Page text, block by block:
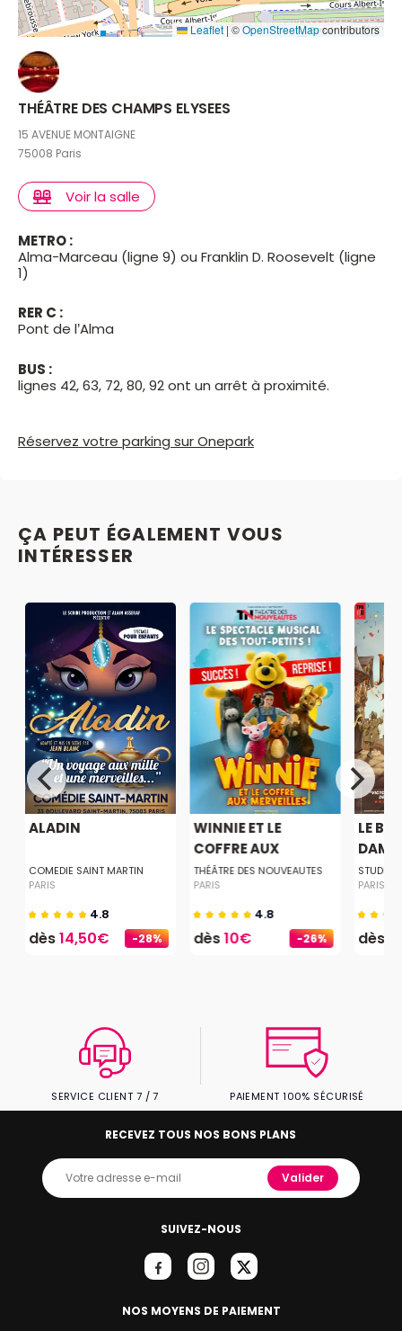
Leaflet | ©OpenStreetMapcontributors
THÉÂTRE DES CHAMPS ELYSEES
15 AVENUE MONTAIGNE
75008 Paris
Voir la salle
METRO :
Alma-Marceau (ligne 9) ou Franklin D. Roosevelt (ligne
1)
RER C :
Pont de l’Alma
BUS :
lignes 42, 63, 72, 80, 92 ont un arrêt à proximité.
Réservez votre parking sur Onepark
ÇA PEUT ÉGALEMENT VOUS
INTÉRESSER
-28%
ALADIN
COMEDIE SAINT MARTIN
PARIS
4.8
dès14,50€ -26%
WINNIE ET LE
COFFRE AUX
MERVE...
THÉÂTRE DES NOUVEAUTES
PARIS
4.8
dès10€
LE
DAME
STUDIO
PARIS
dès
SERVICE CLIENT 7 / 7 PAIEMENT 100% SÉCURISÉ
SUIVEZ-NOUS
NOS MOYENS DE PAIEMENT
RECEVEZ TOUS NOS BONS PLANS
Valider